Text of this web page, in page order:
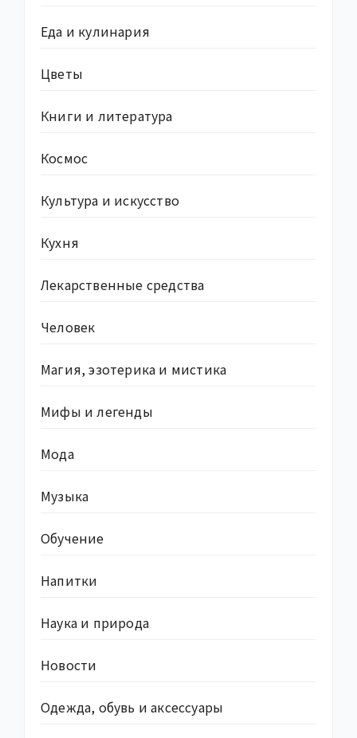
Еда и кулинария
Цветы
Книги и литература
Космос
Культура и искусство
Кухня
Лекарственные средства
Человек
Магия, эзотерика и мистика
Мифы и легенды
Мода
Музыка
Обучение
Напитки
Наука и природа
Новости
Одежда, обувь и аксессуары